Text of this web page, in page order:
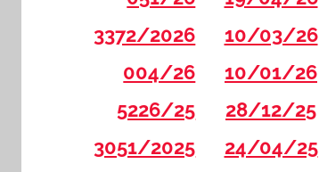
3372/2026
10/03/26
004/26
10/01/26
5226/25
28/12/25
3051/2025
24/04/25